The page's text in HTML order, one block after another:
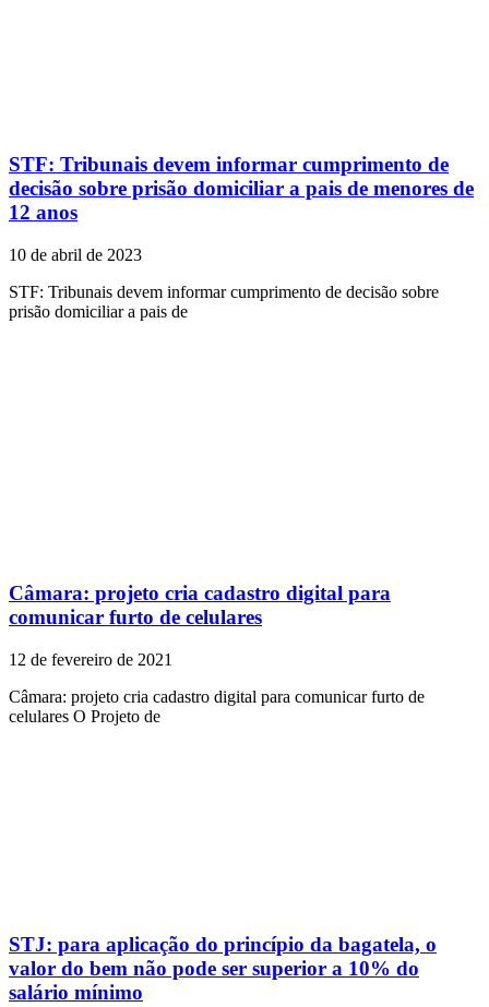
STF: Tribunais devem informar cumprimento de
decisão sobre prisão domiciliar a pais de menores de
12 anos
10 de abril de 2023
STF: Tribunais devem informar cumprimento de decisão sobre
prisão domiciliar a pais de
Câmara: projeto cria cadastro digital para
comunicar furto de celulares
12 de fevereiro de 2021
Câmara: projeto cria cadastro digital para comunicar furto de
celulares O Projeto de
STJ: para aplicação do princípio da bagatela, o
valor do bem não pode ser superior a 10% do
salário mínimo